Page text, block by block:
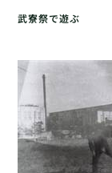
武寮祭で遊ぶ